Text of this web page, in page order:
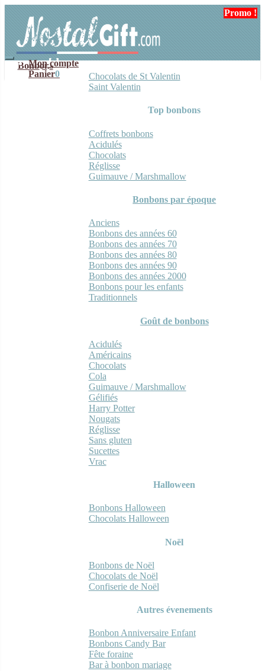
navigation
contenu
Mon compte
Panier0
Bonbons
Chocolats de St Valentin
Saint Valentin
Top bonbons
Coffrets bonbons
Acidulés
Chocolats
Réglisse
Guimauve / Marshmallow
Bonbons par époque
Anciens
Bonbons des années 60
Bonbons des années 70
Bonbons des années 80
Bonbons des années 90
Bonbons des années 2000
Bonbons pour les enfants
Traditionnels
Goût de bonbons
Acidulés
Américains
Chocolats
Cola
Guimauve / Marshmallow
Gélifiés
Harry Potter
Nougats
Réglisse
Sans gluten
Sucettes
Vrac
Halloween
Bonbons Halloween
Chocolats Halloween
Noël
Bonbons de Noël
Chocolats de Noël
Confiserie de Noël
Autres évenements
Bonbon Anniversaire Enfant
Bonbons Candy Bar
Fête foraine
Bar à bonbon mariage
Promo !
Promo !
Promo !
Promo !
Promo !
Promo !
Promo !